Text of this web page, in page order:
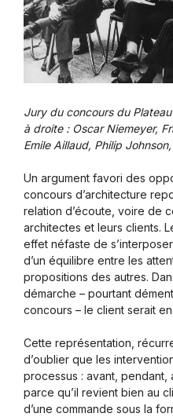
Jury du concours du
à droite : Oscar Niemeyer,
Emile Aillaud, Philip
Un argument favori des
concours d’architecture
relation d’écoute, voire de
architectes et leurs clients.
effet néfaste de
d’un équilibre entre les
propositions des autres.
démarche – pourtant
concours – le client serait
Cette représentation,
d’oublier que les
processus : avant, pendant,
parce qu’il revient bien au
d’une commande sous la